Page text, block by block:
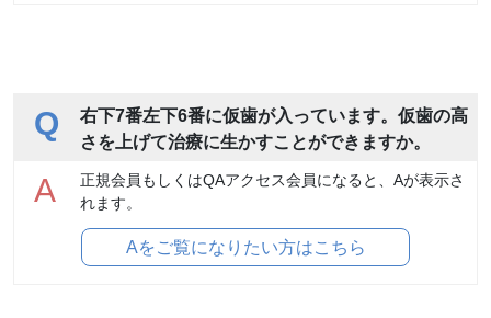
Q
右下7番左下6番に仮歯が入っています。仮歯の高
さを上げて治療に生かすことができますか。
A
正規会員もしくはQAアクセス会員になると、Aが表示さ
れます。
Aをご覧になりたい方はこちら